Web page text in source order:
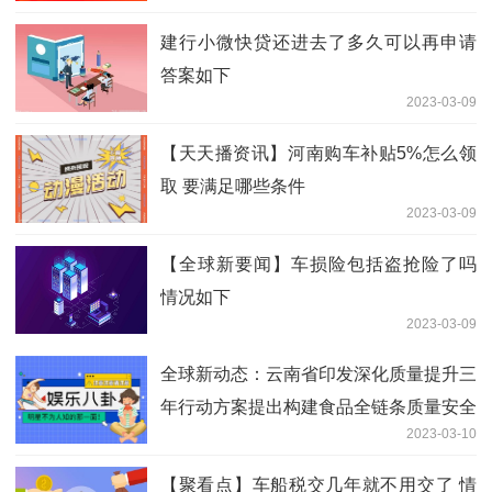
建行小微快贷还进去了多久可以再申请
答案如下
2023-03-09
【天天播资讯】河南购车补贴5%怎么领
取 要满足哪些条件
2023-03-09
【全球新要闻】车损险包括盗抢险了吗
情况如下
2023-03-09
全球新动态：云南省印发深化质量提升三
年行动方案提出构建食品全链条质量安全
2023-03-10
【聚看点】车船税交几年就不用交了 情